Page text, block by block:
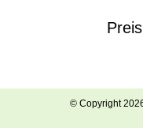
© Copyright